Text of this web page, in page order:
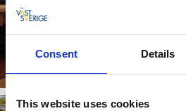
Consent Details
This website uses cookies
Camping
Läs mer